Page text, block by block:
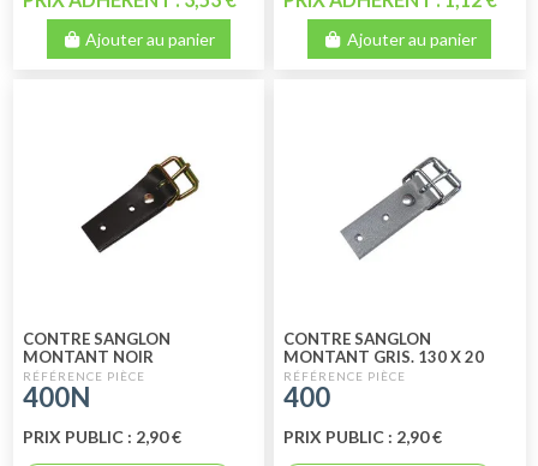
Ajouter au panier Ajouter au panier
CONTRE SANGLON
MONTANT NOIR
400N
PRIX PUBLIC : 2,90 €
CONTRE SANGLON
MONTANT GRIS. 130 X 20
400
PRIX PUBLIC : 2,90 €